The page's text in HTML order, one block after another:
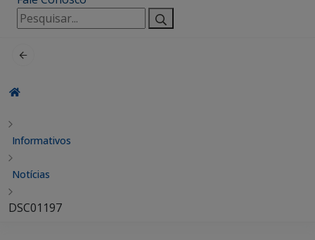
Pesquisar
por:
Informativos
Notícias
DSC01197